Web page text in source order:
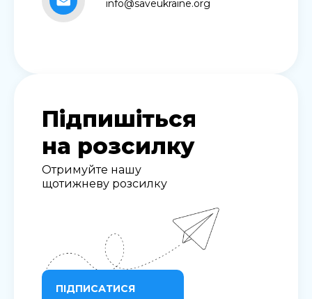
info@saveukraine.org
Підпишіться
на розсилку
Отримуйте нашу
щотижневу розсилку
ПІДПИСАТИСЯ